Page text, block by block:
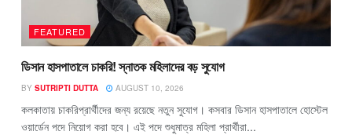
FEATURED
ডিসান হাসপাতালে চাকরি! স্নাতক মহিলাদের বড় সুযোগ
BY SUTRIPTI DUTTA AUGUST 10, 2026
কলকাতায় চাকরিপ্রার্থীদের জন্য রয়েছে নতুন সুযোগ। কসবার ডিসান হাসপাতালে হোস্টেল
ওয়ার্ডেন পদে নিয়োগ করা হবে। এই পদে শুধুমাত্র মহিলা প্রার্থীরা...